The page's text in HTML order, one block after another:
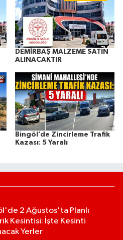
DEMİRBAŞ MALZEME SATIN
ALINACAKTIR
Bingöl’de Zincirleme Trafik
Kazası: 5 Yaralı
2 Ağustos'ta Planlı
Kesintisi: İşte Kesinti
Yerler